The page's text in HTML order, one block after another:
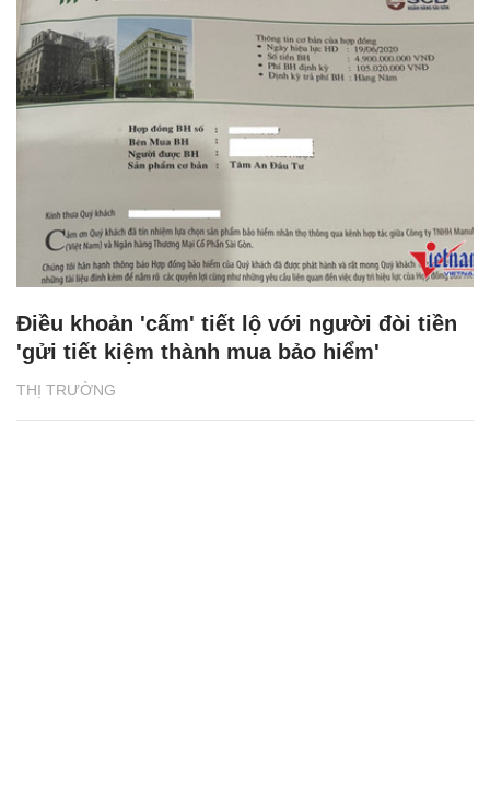
THỊ TRƯỜNG
Điều khoản 'cấm' tiết lộ với người đòi tiền
'gửi tiết kiệm thành mua bảo hiểm'